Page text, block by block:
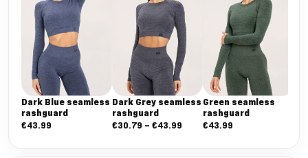
Dark Blue seamless
rashguard
€43.99
Dark Grey seamless
rashguard
€30.79 – €43.99
Green seamless
rashguard
€43.99